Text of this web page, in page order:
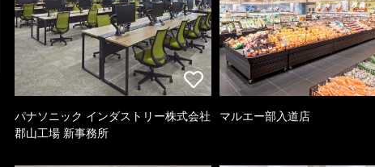
パナソニック インダストリー株式会社
郡山工場 新事務所
マルエー部入道店